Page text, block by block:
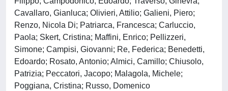
Cavallaro, Gianluca; Olivieri, Attilio; Galieni, Piero;
Renzo, Nicola Di; Patriarca, Francesca; Carluccio,
Paola; Skert, Cristina; Maffini, Enrico; Pellizzeri,
Simone; Campisi, Giovanni; Re, Federica; Benedetti,
Edoardo; Rosato, Antonio; Almici, Camillo; Chiusolo,
Patrizia; Peccatori, Jacopo; Malagola, Michele;
Poggiana, Cristina; Russo, Domenico